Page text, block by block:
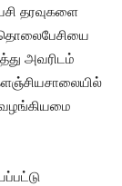
தரவுகளை
அவரிடம்
வழங்கியமை